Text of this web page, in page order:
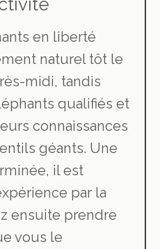
en liberté
naturel tôt le
midi, tandis
qualifiés et
connaissances
géants. Une
il est
par la
ensuite prendre
vous le